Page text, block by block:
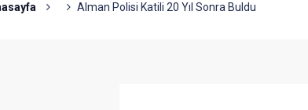
Alman Polisi Katili 20 Yıl Sonra Buldu